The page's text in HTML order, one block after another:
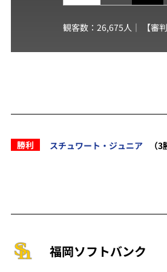
観客数：26,675人｜ 【審
勝利 スチュワート・ジュニア （
福岡ソフトバンク